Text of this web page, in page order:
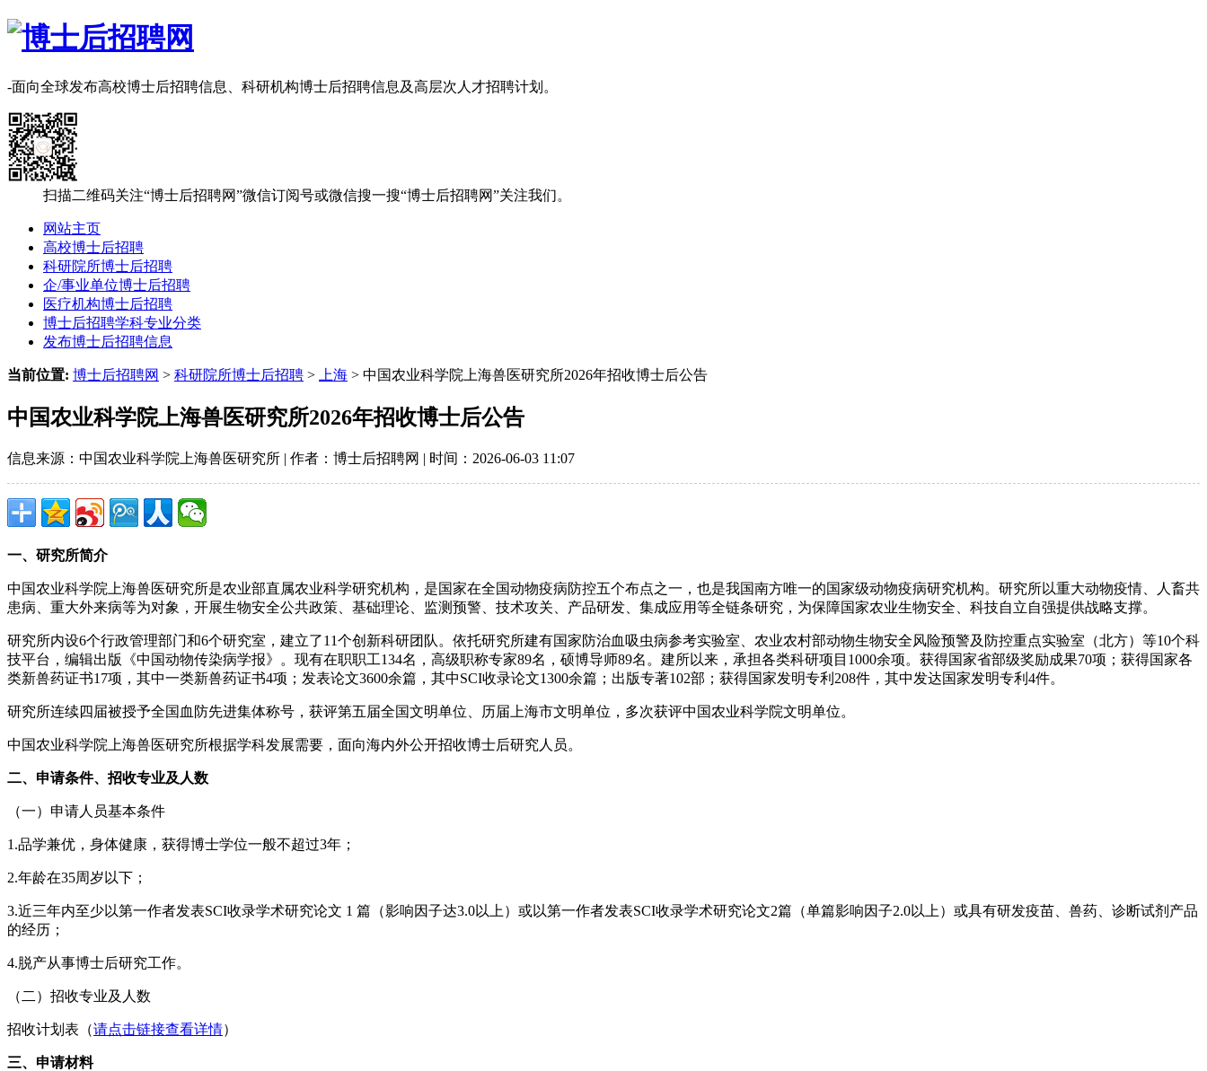
-面向全球发布高校博士后招聘信息、科研机构博士后招聘信息及高层次人才招聘计划。
扫描二维码关注“博士后招聘网”微信订阅号或微信搜一搜“博士后招聘网”关注我们。
网站主页
高校博士后招聘
科研院所博士后招聘
企/事业单位博士后招聘
医疗机构博士后招聘
博士后招聘学科专业分类
发布博士后招聘信息
当前位置: 博士后招聘网 > 科研院所博士后招聘 > 上海 > 中国农业科学院上海兽医研究所2026年招收博士后公告
中国农业科学院上海兽医研究所2026年招收博士后公告
信息来源：中国农业科学院上海兽医研究所 | 作者：博士后招聘网 | 时间：2026-06-03 11:07
一、研究所简介
中国农业科学院上海兽医研究所是农业部直属农业科学研究机构，是国家在全国动物疫病防控五个布点之一，也是我国南方唯一的国家级动物疫病研究机构。研究所以重大动物疫情、人畜共
患病、重大外来病等为对象，开展生物安全公共政策、基础理论、监测预警、技术攻关、产品研发、集成应用等全链条研究，为保障国家农业生物安全、科技自立自强提供战略支撑。
研究所内设6个行政管理部门和6个研究室，建立了11个创新科研团队。依托研究所建有国家防治血吸虫病参考实验室、农业农村部动物生物安全风险预警及防控重点实验室（北方）等10个科
技平台，编辑出版《中国动物传染病学报》。现有在职职工134名，高级职称专家89名，硕博导师89名。建所以来，承担各类科研项目1000余项。获得国家省部级奖励成果70项；获得国家各
类新兽药证书17项，其中一类新兽药证书4项；发表论文3600余篇，其中SCI收录论文1300余篇；出版专著102部；获得国家发明专利208件，其中发达国家发明专利4件。
研究所连续四届被授予全国血防先进集体称号，获评第五届全国文明单位、历届上海市文明单位，多次获评中国农业科学院文明单位。
中国农业科学院上海兽医研究所根据学科发展需要，面向海内外公开招收博士后研究人员。
二、申请条件、招收专业及人数
（一）申请人员基本条件
1.品学兼优，身体健康，获得博士学位一般不超过3年；
2.年龄在35周岁以下；
3.近三年内至少以第一作者发表SCI收录学术研究论文 1 篇（影响因子达3.0以上）或以第一作者发表SCI收录学术研究论文2篇（单篇影响因子2.0以上）或具有研发疫苗、兽药、诊断试剂产品
的经历；
4.脱产从事博士后研究工作。
（二）招收专业及人数
招收计划表（请点击链接查看详情）
三、申请材料